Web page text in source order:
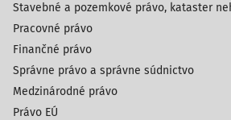
Stavebné a pozemkové právo, kataster
Pracovné právo
Finančné právo
Správne právo a správne súdnictvo
Medzinárodné právo
Právo EÚ